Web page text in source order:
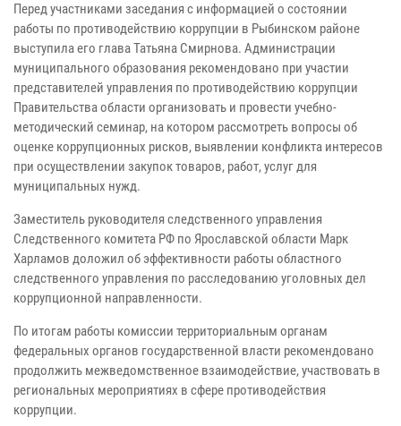
Перед участниками заседания с информацией о состоянии
работы по противодействию коррупции в Рыбинском районе
выступила его глава Татьяна Смирнова. Администрации
муниципального образования рекомендовано при участии
представителей управления по противодействию коррупции
Правительства области организовать и провести учебно-
методический семинар, на котором рассмотреть вопросы об
оценке коррупционных рисков, выявлении конфликта интересов
при осуществлении закупок товаров, работ, услуг для
муниципальных нужд.
Заместитель руководителя следственного управления
Следственного комитета РФ по Ярославской области Марк
Харламов доложил об эффективности работы областного
следственного управления по расследованию уголовных дел
коррупционной направленности. ​
По итогам работы комиссии территориальным органам
федеральных органов государственной власти рекомендовано
продолжить межведомственное взаимодействие, участвовать в
региональных мероприятиях в сфере противодействия
коррупции.